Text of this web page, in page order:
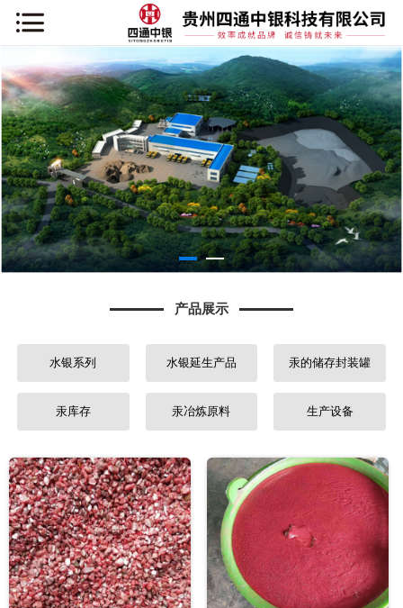
产品展示
水银系列 水银延生产品 汞的储存封装罐
汞库存 汞冶炼原料 生产设备
网站首页
关于我们
新闻资讯
产品展示
项目案例
联系我们